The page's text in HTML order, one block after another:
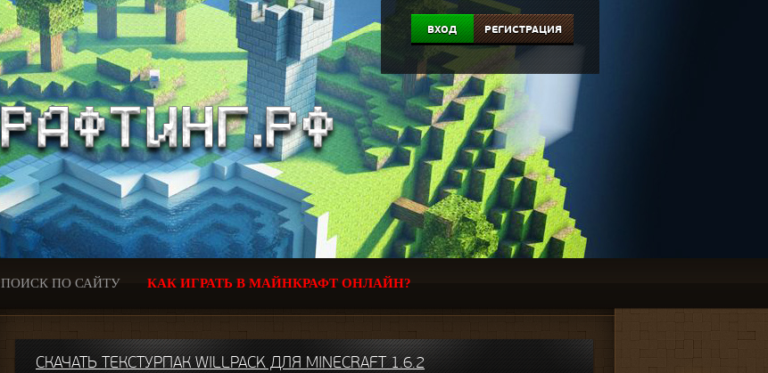
ВХОД РЕГИСТРАЦИЯ
ПОИСК ПО САЙТУ КАК ИГРАТЬ В МАЙНКРАФТ ОНЛАЙН?
СКАЧАТЬ ТЕКСТУРПАК WILLPACK ДЛЯ MINECRAFT 1.6.2